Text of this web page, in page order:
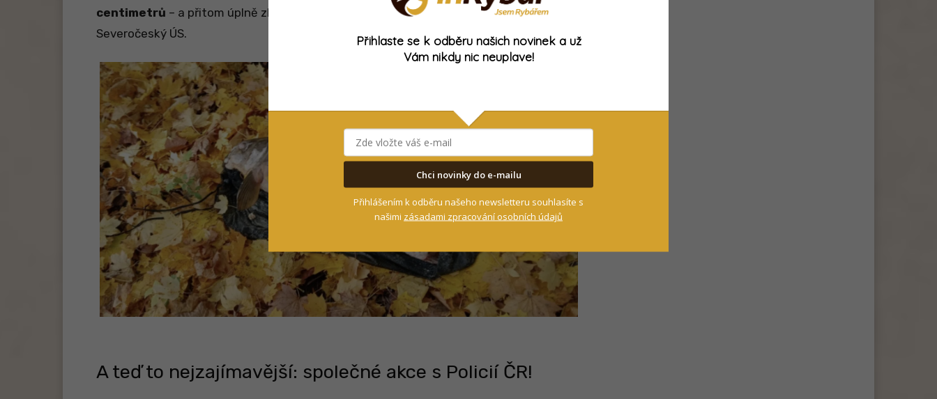
centimetrů – a přitom úplně zbytečně ztracené. „Škoda takových ryb,“ přiznává
Severočeský ÚS.
A teď to nejzajímavější: společné akce s Policií ČR!
Přihlaste se k odběru našich novinek a už
Vám nikdy nic neuplave!
Chci novinky do e-mailu
Přihlášením k odběru našeho newsletteru souhlasíte s
našimi zásadami zpracování osobních údajů